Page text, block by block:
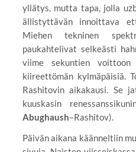
yllätys, mutta tapa, jolla
ällistyttävän innoittava
Miehen tekninen
paukahtelivat selkeästi
viime sekuntien
kiireettömän kylmäpäisiä.
Rashitovin aikakausi. Se
kuuskasin
Abughaush–Rashitov).
Päivän aikana käänneltiin